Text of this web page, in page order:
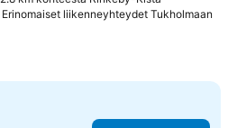
Erinomaiset liikenneyhteydet Tukholmaan